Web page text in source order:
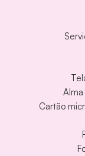
Cartão